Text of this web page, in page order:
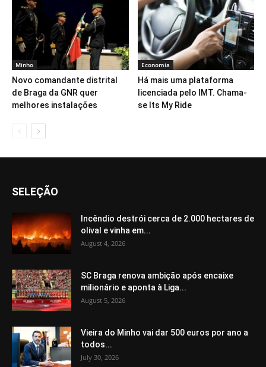
Minho
Novo comandante distrital
de Braga da GNR quer
melhores instalações
Economia
Há mais uma plataforma
licenciada pelo IMT. Chama-
se Its My Ride
SELEÇÃO
Incêndio destrói cerca de 2.000 hectares de
olival e vinha em...
August 4, 2026
SC Braga renova ambição após encaixe
milionário e aponta à Liga...
August 5, 2026
Vieira do Minho vai dar 500 euros por ano a
todos...
July 30, 2026